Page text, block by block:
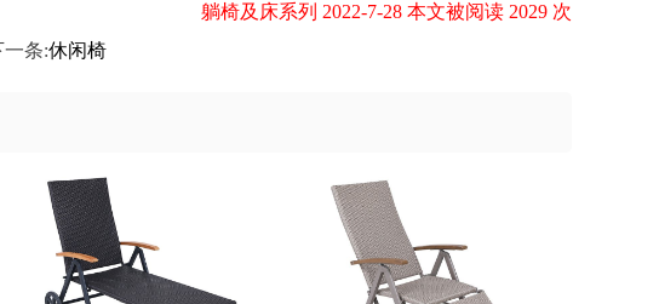
躺椅及床系列 2022-7-28 本文被阅读 2029 次
一条:休闲椅